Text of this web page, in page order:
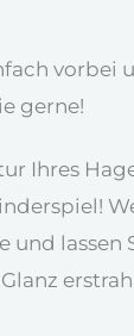
vorbei
gerne!
Ihres
und lassen